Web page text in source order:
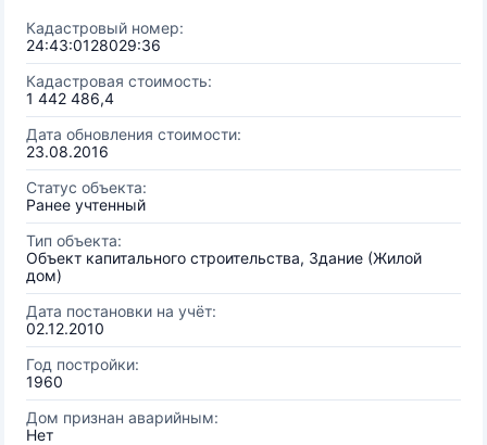
Кадастровый номер:
24:43:0128029:36
Кадастровая стоимость:
1 442 486,4
Дата обновления стоимости:
23.08.2016
Статус объекта:
Ранее учтенный
Тип объекта:
Объект капитального строительства, Здание (Жилой
дом)
Дата постановки на учёт:
02.12.2010
Год постройки:
1960
Дом признан аварийным:
Нет